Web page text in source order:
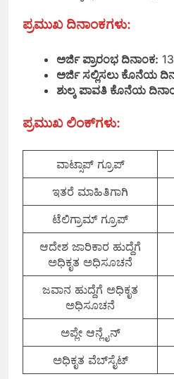
ಪ್ರಮುಖ ದಿನಾಂಕಗಳು:
ಅರ್ಜಿ ಪ್ರಾರಂಭ ದಿನಾಂಕ:
ಅರ್ಜಿ ಸಲ್ಲಿಸಲು ಕೊನೆಯ
ಶುಲ್ಕ ಪಾವತಿ ಕೊನೆಯ
ಪ್ರಮುಖ ಲಿಂಕ್‌ಗಳು:
ವಾಟ್ಸಾಪ್‌ ಗ್ರೂಪ್
ಇತರೆ ಮಾಹಿತಿಗಾಗಿ
ಟೆಲಿಗ್ರಾಮ್ ಗ್ರೂಪ್
ಆದೇಶ ಜಾರಿಕಾರ ಹುದ್ದೆಗೆ
ಅಧಿಕೃತ ಅಧಿಸೂಚನೆ
ಜವಾನ ಹುದ್ದೆಗೆ ಅಧಿಕೃತ
ಅಧಿಸೂಚನೆ
ಅಪ್ಲೇ ಆನ್ಲೈನ್
ಅಧಿಕೃತ ವೆಬ್‌ಸೈಟ್